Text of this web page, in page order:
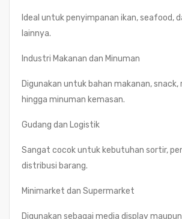
Ideal untuk penyimpanan ikan, seafood,
lainnya.
Industri Makanan dan Minuman
Digunakan untuk bahan makanan,
hingga minuman kemasan.
Gudang dan Logistik
Sangat cocok untuk kebutuhan sortir,
distribusi barang.
Minimarket dan Supermarket
Digunakan sebagai media display